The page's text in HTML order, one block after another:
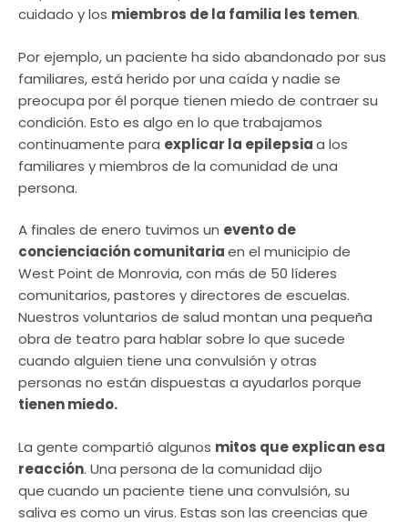
cuidado y los miembros de la familia les temen.
Por ejemplo, un paciente ha sido abandonado por sus
familiares, está herido por una caída y nadie se
preocupa por él porque tienen miedo de contraer su
condición. Esto es algo en lo que trabajamos
continuamente para explicar la epilepsiaa los
familiares y miembros de la comunidad de una
persona.
A finales de enero tuvimos un evento de
concienciación comunitariaen el municipio de
West Point de Monrovia, con más de 50 líderes
comunitarios, pastores y directores de escuelas.
Nuestros voluntarios de salud montan una pequeña
obra de teatro para hablar sobre lo que sucede
cuando alguien tiene una convulsión y otras
personas no están dispuestas a ayudarlos porque
tienen miedo.
La gente compartió algunos mitos que explican esa
reacción. Una persona de la comunidad dijo
quecuando un paciente tiene una convulsión, su
saliva es como un virus. Estas son las creencias que